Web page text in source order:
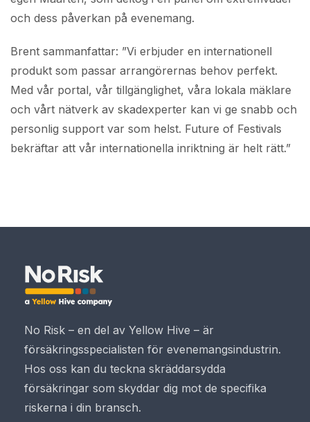
och dess påverkan på evenemang.
Brent sammanfattar: ”Vi erbjuder en internationell
produkt som passar arrangörernas behov perfekt.
Med vår portal, vår tillgänglighet, våra lokala mäklare
och vårt nätverk av skadexperter kan vi ge snabb och
personlig support var som helst. Future of Festivals
bekräftar att vår internationella inriktning är helt rätt.”
No Risk – en del av Yellow Hive – är
försäkringsspecialisten för evenemangsindustrin.
Hos oss kan du teckna skräddarsydda
försäkringar som skyddar dig mot de specifika
riskerna i din bransch.